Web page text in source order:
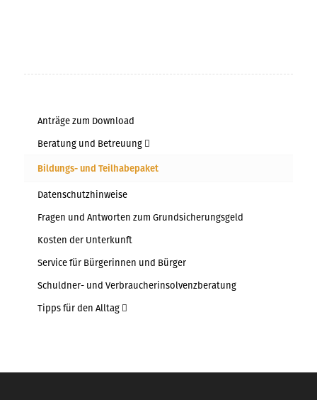
Anträge zum Download
Beratung und Betreuung
Bildungs- und Teilhabepaket
Datenschutzhinweise
Fragen und Antworten zum Grundsicherungsgeld
Kosten der Unterkunft
Service für Bürgerinnen und Bürger
Schuldner- und Verbraucherinsolvenzberatung
Tipps für den Alltag